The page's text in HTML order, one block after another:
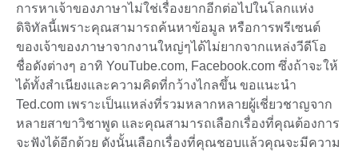
การหาเจ้าของภาษาไม่ใช่เรื่องยากอีกต่อไปในโลกแห่ง
ดิจิทัลนี้เพราะคุณสามารถค้นหาข้อมูล หรือการพรีเซนต์
ของเจ้าของภาษาจากงานใหญ่ๆได้ไม่ยากจากแหล่งวีดีโอ
ชื่อดังต่างๆ อาทิ YouTube.com, Facebook.com ซึ่งถ้าจะให้
ได้ทั้งสำเนียงและความคิดที่กว้างไกลขึ้น ขอแนะนำ
Ted.com เพราะเป็นแหล่งที่รวมหลากหลายผู้เชี่ยวชาญจาก
หลายสาขาวิชาพูด และคุณสามารถเลือกเรื่องที่คุณต้องการ
จะฟังได้อีกด้วย ดังนั้นเลือกเรื่องที่คุณชอบแล้วคุณจะมีความ